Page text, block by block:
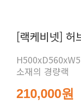
[랙케비넷] 허
소재의 경량랙
210,000원